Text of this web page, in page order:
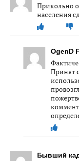
Прикольно
населения
OgenD
Принят
Бывший